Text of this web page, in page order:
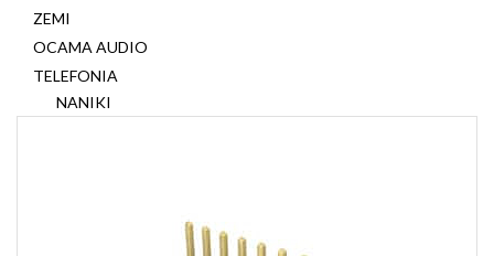
ZEMI
OCAMA AUDIO
TELEFONIA
NANIKI